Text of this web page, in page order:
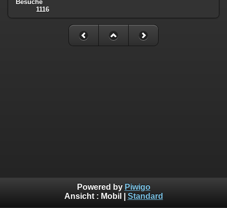
Besuche
1116
Powered by Piwigo
Ansicht : Mobil Standard